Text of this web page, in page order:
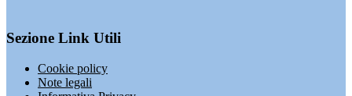
Sezione Link Utili
Cookie policy
Note legali